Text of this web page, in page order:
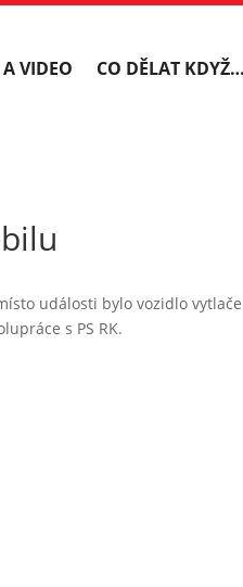
VIDEO CO DĚLAT KDYŽ…
události bylo vozidlo
s PS RK.